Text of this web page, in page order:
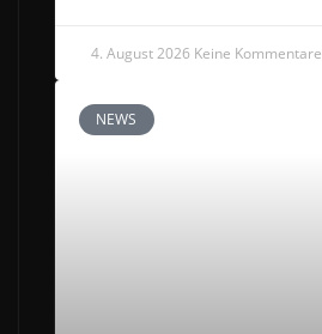
4. August 2026 Keine Kommentare
NEWS